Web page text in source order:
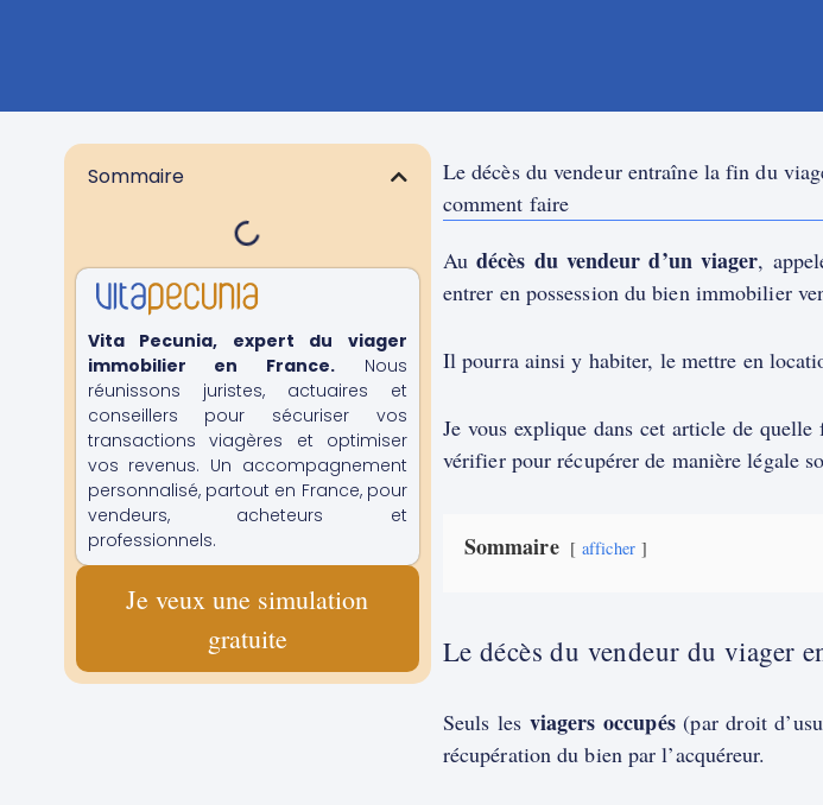
Sommaire
Vita Pecunia, expert du viager
immobilier en France. Nous
réunissons juristes, actuaires et
conseillers pour sécuriser vos
transactions viagères et optimiser
vos revenus. Un accompagnement
personnalisé, partout en France, pour
vendeurs, acheteurs et
professionnels.
Je veux une simulation
gratuite
Le décès du vendeur entraîne la fin du
comment faire
Audécès du vendeur d’un viager,
entrer en possession du bien immobilier
Il pourra ainsi y habiter, le mettre en
Je vous explique dans cet article de
vérifier pour récupérer de manière légale
Sommaire afficher
Le décès du vendeur du viager
Seuls les viagers occupés(par droit
récupération du bien par l’acquéreur.